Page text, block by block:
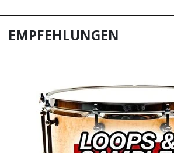
EMPFEHLUNGEN